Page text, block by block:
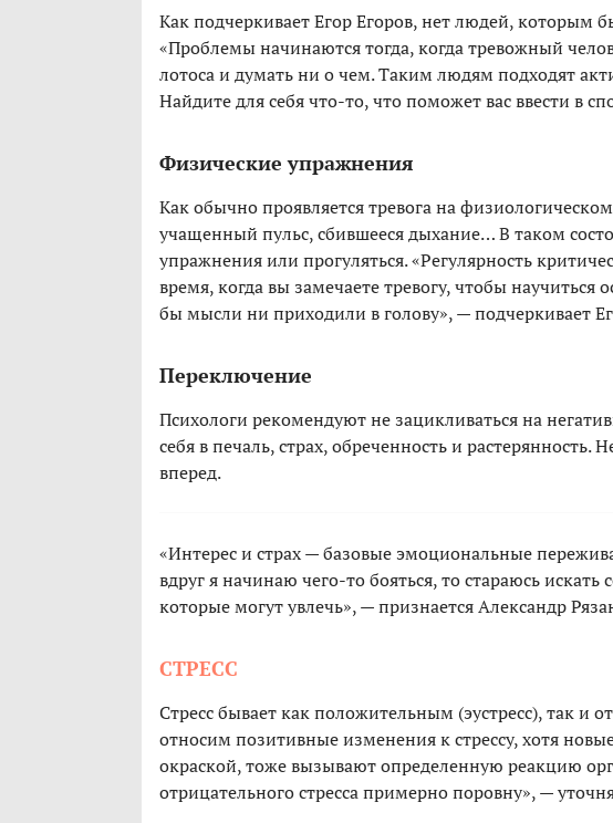
Как подчеркивает Егор Егоров, нет людей, которым
«Проблемы начинаются тогда, когда тревожный
лотоса и думать ни о чем. Таким людям подходят
Найдите для себя что-то, что поможет вас ввести в
Физические упражнения
Как обычно проявляется тревога на
учащенный пульс, сбившееся дыхание… В таком
упражнения или прогуляться. «Регулярность
время, когда вы замечаете тревогу, чтобы
бы мысли ни приходили в голову», — подчеркивает
Переключение
Психологи рекомендуют не зацикливаться на
себя в печаль, страх, обреченность и растерянность.
вперед.
«Интерес и страх — базовые эмоциональные
вдруг я начинаю чего-то бояться, то стараюсь
которые могут увлечь», — признается Александр
СТРЕСС
Стресс бывает как положительным (эустресс), так и
относим позитивные изменения к стрессу, хотя
окраской, тоже вызывают определенную реакцию
отрицательного стресса примерно поровну», —